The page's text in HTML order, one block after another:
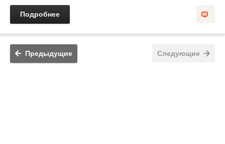
Подробнее
Предыдущие Следующие